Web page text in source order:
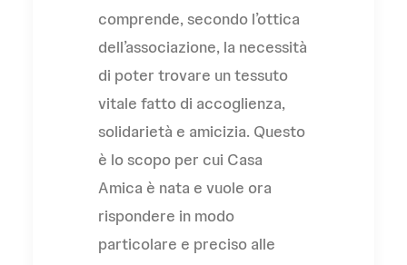
comprende, secondo l’ottica
dell’associazione, la necessità
di poter trovare un tessuto
vitale fatto di accoglienza,
solidarietà e amicizia. Questo
è lo scopo per cui Casa
Amica è nata e vuole ora
rispondere in modo
particolare e preciso alle